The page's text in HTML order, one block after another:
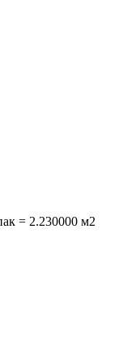
= 2.230000 м2